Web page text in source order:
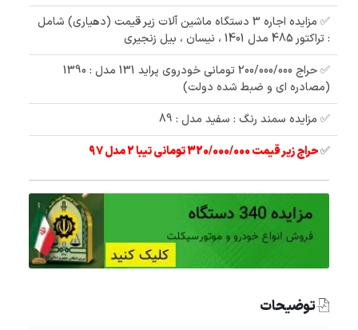
✅ مزایده اجاره 3 دستگاه ماشین آلات زیر قیمت (دهیاری) شامل
: تراکتور 485 مدل 1401 ، نیسان ، بیل زنجیری
✅ حراج 200/000/000 تومانی خودروی پراید 131 مدل : 1390
(مصادره ای و ضبط شده دولت)
✅ مزایده سمند رنگ : سفید مدل : 89
✅حراج زیر قیمت 320/000/000 تومانی تیبا 2 مدل 97
توضیحات